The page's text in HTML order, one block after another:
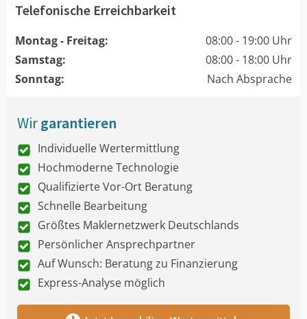
Telefonische Erreichbarkeit
Montag - Freitag:
08:00 - 19:00 Uhr
Samstag:
08:00 - 18:00 Uhr
Sonntag:
Nach Absprache
Wirgarantieren
Individuelle Wertermittlung
Hochmoderne Technologie
Qualifizierte Vor-Ort Beratung
Schnelle Bearbeitung
Größtes Maklernetzwerk Deutschlands
Persönlicher Ansprechpartner
Auf Wunsch: Beratung zu Finanzierung
Express-Analyse möglich